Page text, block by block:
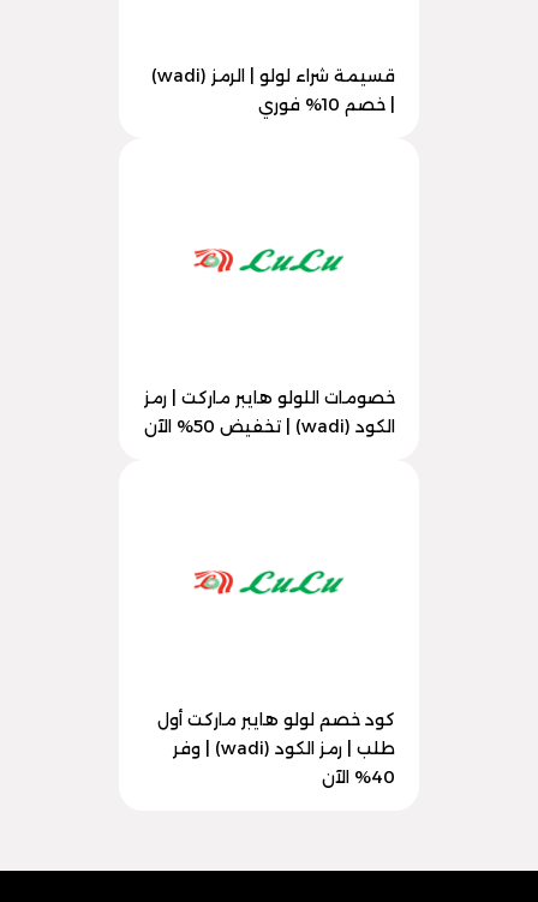
قسيمة شراء لولو | الرمز (wadi)
| خصم 10% فوري
خصومات اللولو هايبر ماركت | رمز
الكود (wadi) | تخفيض 50% الآن
كود خصم لولو هايبر ماركت أول
طلب | رمز الكود (wadi) | وفر
40% الآن